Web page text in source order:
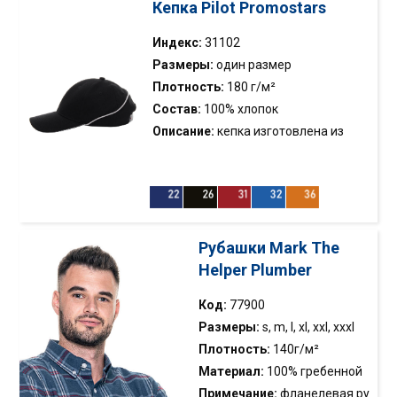
Кепка Pilot Promostars
Индекс: 31102
Размеры: один размер
Плотность: 180 г/м²
Состав: 100% хлопок
Описание: кепка изготовлена из
козырьке; контрастная кайма на
металлической пряжке; 6 панелей;
усиление передней панели;
Рубашки Mark The
Helper Plumber
Код: 77900
Размеры: s, m, l, xl, xxl, xxxl
Плотность: 140г/м²
Материал: 100% гребенной
хлопок
Примечание: фланелевая ру